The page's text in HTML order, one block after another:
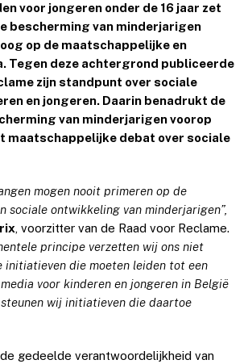
voor jongeren onder de 16 jaar zet
bescherming van minderjarigen
op de maatschappelijke en
Tegen deze achtergrond publiceerde
zijn standpunt over sociale
en jongeren. Daarin benadrukt de
van minderjarigen voorop
maatschappelijke debat over sociale
mogen nooit primeren op de
sociale ontwikkeling van minderjarigen”,
, voorzitter van de Raad voor Reclame.
principe verzetten wij ons niet
initiatieven die moeten leiden tot een
voor kinderen en jongeren in België
steunen wij initiatieven die daartoe
gedeelde verantwoordelijkheid van